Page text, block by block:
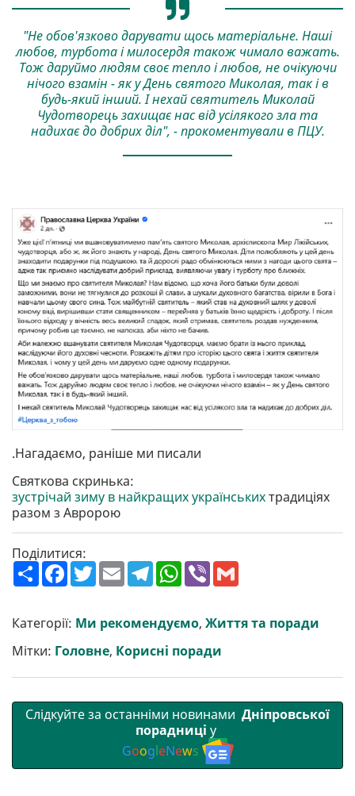
"Не обов'язково дарувати щось матеріальне. Наші
любов, турбота і милосердя також чимало важать.
Тож даруймо людям своє тепло і любов, не очікуючи
нічого взамін - як у День святого Миколая, так і в
будь-який інший. І нехай святитель Миколай
Чудотворець захищає нас від усілякого зла та
надихає до добрих діл", - прокоментували в ПЦУ.
.Нагадаємо, раніше ми писали
Святкова скринька:
зустрічай зиму в найкращих українськихтрадиціях
разом з Авророю
Поділитися:
П
о
р
и
т
и
F
a
b
o
o
k
T
w
e
r
E
m
l
T
e
g
r
a
m
W
h
s
A
p
p
V
r l
Категорії: Ми рекомендуємо, Життя та поради
Мітки: Головне, Корисні поради
Слідкуйте за останніми новинами Дніпровської
порадниці у
GoogleNews